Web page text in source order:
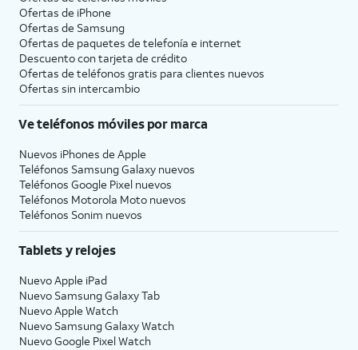
Ofertas de iPhone
Ofertas de Samsung
Ofertas de paquetes de telefonía e internet
Descuento con tarjeta de crédito
Ofertas de teléfonos gratis para clientes nuevos
Ofertas sin intercambio
Ve teléfonos móviles por marca
Nuevos iPhones de Apple
Teléfonos Samsung Galaxy nuevos
Teléfonos Google Pixel nuevos
Teléfonos Motorola Moto nuevos
Teléfonos Sonim nuevos
Tablets y relojes
Nuevo Apple iPad
Nuevo Samsung Galaxy Tab
Nuevo Apple Watch
Nuevo Samsung Galaxy Watch
Nuevo Google Pixel Watch